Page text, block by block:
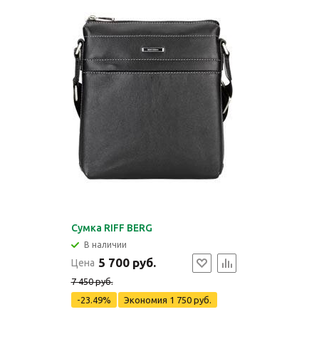
Сумка RIFF BERG
В наличии
Цена 5 700 руб.
7 450 руб.
-23.49%
Экономия 1 750 руб.